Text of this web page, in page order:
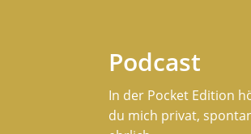
Podcast
In der Pocket Edition
du mich privat,